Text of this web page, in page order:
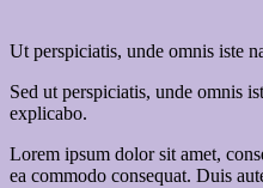
Ut perspiciatis, unde omnis iste
Sed ut perspiciatis, unde omnis
explicabo.
Lorem ipsum dolor sit amet,
ea commodo consequat. Duis